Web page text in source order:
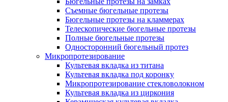
Съемные бюгельные протезы
Бюгельные протезы на кламмерах
Телескопические бюгельные протезы
Полные бюгельные протезы
Односторонний бюгельный протез
Микропротезирование
Культевая вкладка из титана
Культевая вкладка под коронку
Микропротезирование стекловолокном
Культевая вкладка из циркония